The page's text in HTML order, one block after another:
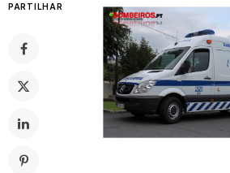
PARTILHAR